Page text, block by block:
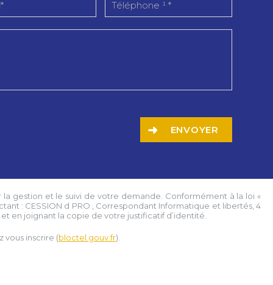
ENVOYER
la gestion et le suivi de votre demande. Conformément à la loi «
: CESSION d PRO , Correspondant Informatique et libertés,4
en joignant la copie de votre justificatif d’identité.
vous inscrire (bloctel.gouv.fr).